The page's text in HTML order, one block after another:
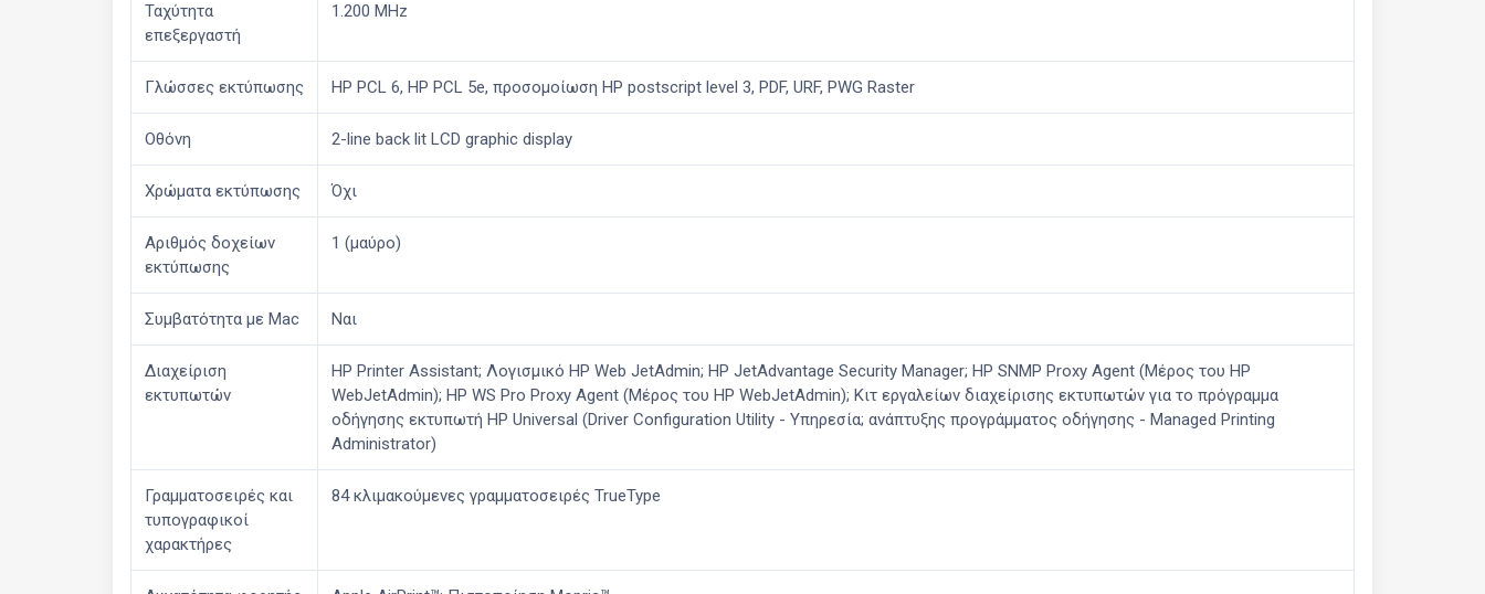
Ταχύτητα
επεξεργαστή
1.200 MHz
Γλώσσες εκτύπωσης HP PCL 6, HP PCL 5e, προσομοίωση HP postscript level 3, PDF, URF, PWG Raster
Οθόνη 2-line back lit LCD graphic display
Χρώματα εκτύπωσης Όχι
Αριθμός δοχείων
εκτύπωσης
1 (μαύρο)
Συμβατότητα με Mac Ναι
Διαχείριση
εκτυπωτών
HP Printer Assistant; Λογισμικό HP Web JetAdmin; HP JetAdvantage Security Manager; HP SNMP Proxy Agent (Μέρος του HP
WebJetAdmin); HP WS Pro Proxy Agent (Μέρος του HP WebJetAdmin); Κιτ εργαλείων διαχείρισης εκτυπωτών για το πρόγραμμα
οδήγησης εκτυπωτή HP Universal (Driver Configuration Utility - Υπηρεσία; ανάπτυξης προγράμματος οδήγησης - Managed Printing
Administrator)
Γραμματοσειρές και
τυπογραφικοί
χαρακτήρες
84 κλιμακούμενες γραμματοσειρές TrueType